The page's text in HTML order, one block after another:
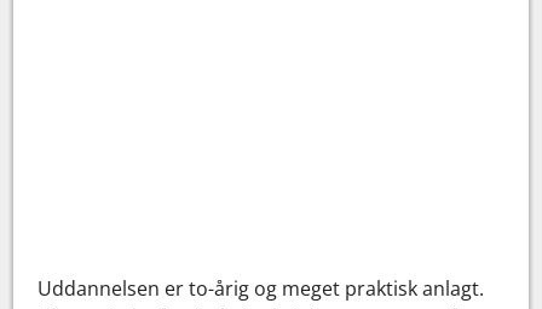
Uddannelsen er to-årig og meget praktisk anlagt.